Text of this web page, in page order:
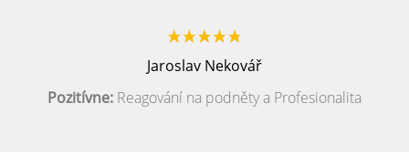
Jaroslav Nekovář
Pozitívne: Reagování na podněty a Profesionalita